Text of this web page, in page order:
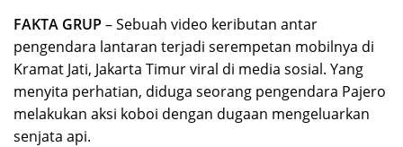
FAKTA GRUP – Sebuah video keributan antar
pengendara lantaran terjadi serempetan mobilnya di
Kramat Jati, Jakarta Timur viral di media sosial. Yang
menyita perhatian, diduga seorang pengendara Pajero
melakukan aksi koboi dengan dugaan mengeluarkan
senjata api.